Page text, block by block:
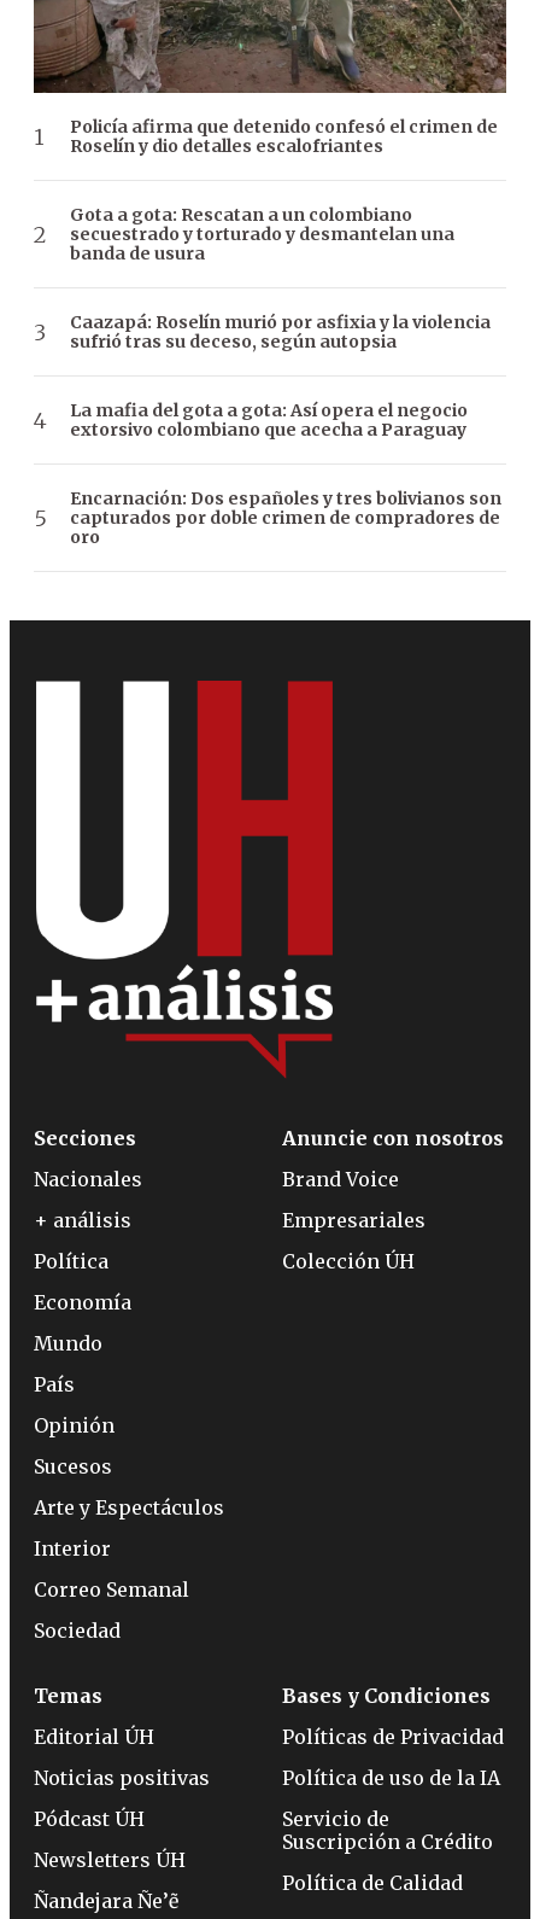
Policía afirma que detenido confesó el crimen de
Roselín y dio detalles escalofriantes
Gota a gota: Rescatan a un colombiano
secuestrado y torturado y desmantelan una
banda de usura
Caazapá: Roselín murió por asfixia y la violencia
sufrió tras su deceso, según autopsia
La mafia del gota a gota: Así opera el negocio
extorsivo colombiano que acecha a Paraguay
Encarnación: Dos españoles y tres bolivianos son
capturados por doble crimen de compradores de
oro
Secciones
Nacionales
+ análisis
Política
Economía
Mundo
País
Opinión
Sucesos
Arte y Espectáculos
Interior
Correo Semanal
Sociedad
Anuncie con nosotros
Brand Voice
Empresariales
Colección ÚH
Temas
Editorial ÚH
Noticias positivas
Pódcast ÚH
Newsletters ÚH
Ñandejara Ñe’ẽ
Bases y Condiciones
Políticas de Privacidad
Política de uso de la IA
Servicio de
Suscripción a Crédito
Política de Calidad